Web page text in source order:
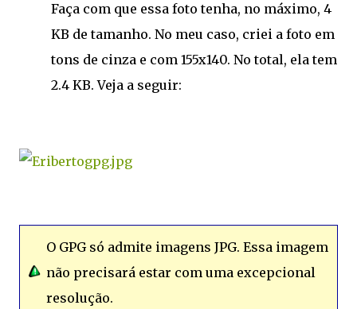
Faça com que essa foto tenha, no máximo, 4
KB de tamanho. No meu caso, criei a foto em
tons de cinza e com 155x140. No total, ela tem
2.4 KB. Veja a seguir:
O GPG só admite imagens JPG. Essa imagem
não precisará estar com uma excepcional
resolução.